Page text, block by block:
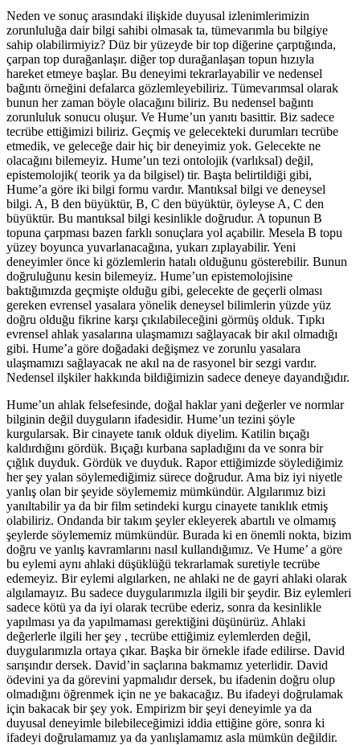
Neden ve sonuç arasındaki ilişkide duyusal izlenimlerimizin
zorunluluğa dair bilgi sahibi olmasak ta, tümevarımla bu bilgiye
sahip olabilirmiyiz? Düz bir yüzeyde bir top diğerine çarptığında,
çarpan top durağanlaşır. diğer top durağanlaşan topun hızıyla
hareket etmeye başlar. Bu deneyimi tekrarlayabilir ve nedensel
bağıntı örneğini defalarca gözlemleyebiliriz. Tümevarımsal olarak
bunun her zaman böyle olacağını biliriz. Bu nedensel bağıntı
zorunluluk sonucu oluşur. Ve Hume’un yanıtı basittir. Biz sadece
tecrübe ettiğimizi biliriz. Geçmiş ve gelecekteki durumları tecrübe
etmedik, ve geleceğe dair hiç bir deneyimiz yok. Gelecekte ne
olacağını bilemeyiz. Hume’un tezi ontolojik (varlıksal) değil,
epistemolojik( teorik ya da bilgisel) tir. Başta belirtildiği gibi,
Hume’a göre iki bilgi formu vardır. Mantıksal bilgi ve deneysel
bilgi. A, B den büyüktür, B, C den büyüktür, öyleyse A, C den
büyüktür. Bu mantıksal bilgi kesinlikle doğrudur. A topunun B
topuna çarpması bazen farklı sonuçlara yol açabilir. Mesela B topu
yüzey boyunca yuvarlanacağına, yukarı zıplayabilir. Yeni
deneyimler önce ki gözlemlerin hatalı olduğunu gösterebilir. Bunun
doğruluğunu kesin bilemeyiz. Hume’un epistemolojisine
baktığımızda geçmişte olduğu gibi, gelecekte de geçerli olması
gereken evrensel yasalara yönelik deneysel bilimlerin yüzde yüz
doğru olduğu fikrine karşı çıkılabileceğini görmüş olduk. Tıpkı
evrensel ahlak yasalarına ulaşmamızı sağlayacak bir akıl olmadığı
gibi. Hume’a göre doğadaki değişmez ve zorunlu yasalara
ulaşmamızı sağlayacak ne akıl na de rasyonel bir sezgi vardır.
Nedensel ilşkiler hakkında bildiğimizin sadece deneye dayandığıdır.
Hume’un ahlak felsefesinde, doğal haklar yani değerler ve normlar
bilginin değil duyguların ifadesidir. Hume’un tezini şöyle
kurgularsak. Bir cinayete tanık olduk diyelim. Katilin bıçağı
kaldırdığını gördük. Bıçağı kurbana sapladığını da ve sonra bir
çığlık duyduk. Gördük ve duyduk. Rapor ettiğimizde söylediğimiz
her şey yalan söylemediğimiz sürece doğrudur. Ama biz iyi niyetle
yanlış olan bir şeyide söylememiz mümkündür. Algılarımız bizi
yanıltabilir ya da bir film setindeki kurgu cinayete tanıklık etmiş
olabiliriz. Ondanda bir takım şeyler ekleyerek abartılı ve olmamış
şeylerde söylememiz mümkündür. Burada ki en önemli nokta, bizim
doğru ve yanlış kavramlarını nasıl kullandığımız. Ve Hume’ a göre
bu eylemi aynı ahlaki düşüklüğü tekrarlamak suretiyle tecrübe
edemeyiz. Bir eylemi algılarken, ne ahlaki ne de gayri ahlaki olarak
algılamayız. Bu sadece duygularımızla ilgili bir şeydir. Biz eylemleri
sadece kötü ya da iyi olarak tecrübe ederiz, sonra da kesinlikle
yapılması ya da yapılmaması gerektiğini düşünürüz. Ahlaki
değerlerle ilgili her şey , tecrübe ettiğimiz eylemlerden değil,
duygularımızla ortaya çıkar. Başka bir örnekle ifade edilirse. David
sarışındır dersek. David’in saçlarına bakmamız yeterlidir. David
ödevini ya da görevini yapmalıdır dersek, bu ifadenin doğru olup
olmadığını öğrenmek için ne ye bakacağız. Bu ifadeyi doğrulamak
için bakacak bir şey yok. Empirizm bir şeyi deneyimle ya da
duyusal deneyimle bilebileceğimizi iddia ettiğine göre, sonra ki
ifadeyi doğrulamamız ya da yanlışlamamız asla mümkün değildir.